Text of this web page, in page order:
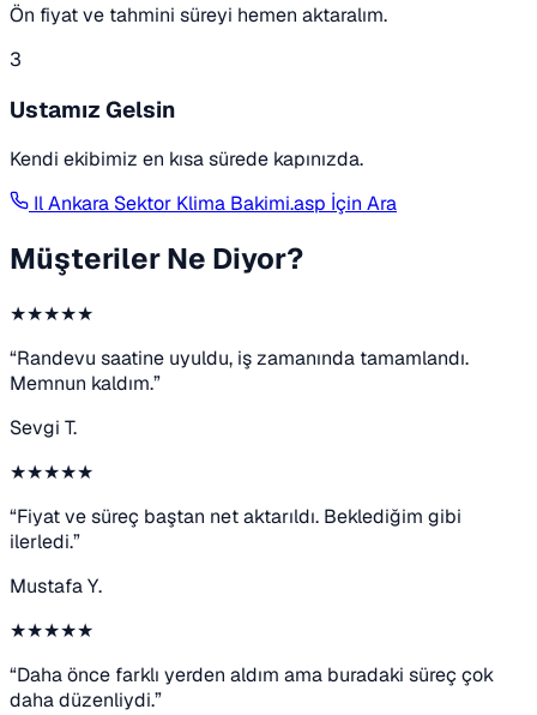
Ön fiyat ve tahmini süreyi hemen aktaralım.
3
Ustamız Gelsin
Kendi ekibimiz en kısa sürede kapınızda.
Il Ankara Sektor Klima Bakimi.asp İçin Ara
Müşteriler Ne Diyor?
★★★★★
“Randevu saatine uyuldu, iş zamanında tamamlandı.
Memnun kaldım.”
Sevgi T.
★★★★★
“Fiyat ve süreç baştan net aktarıldı. Beklediğim gibi
ilerledi.”
Mustafa Y.
★★★★★
“Daha önce farklı yerden aldım ama buradaki süreç çok
daha düzenliydi.”